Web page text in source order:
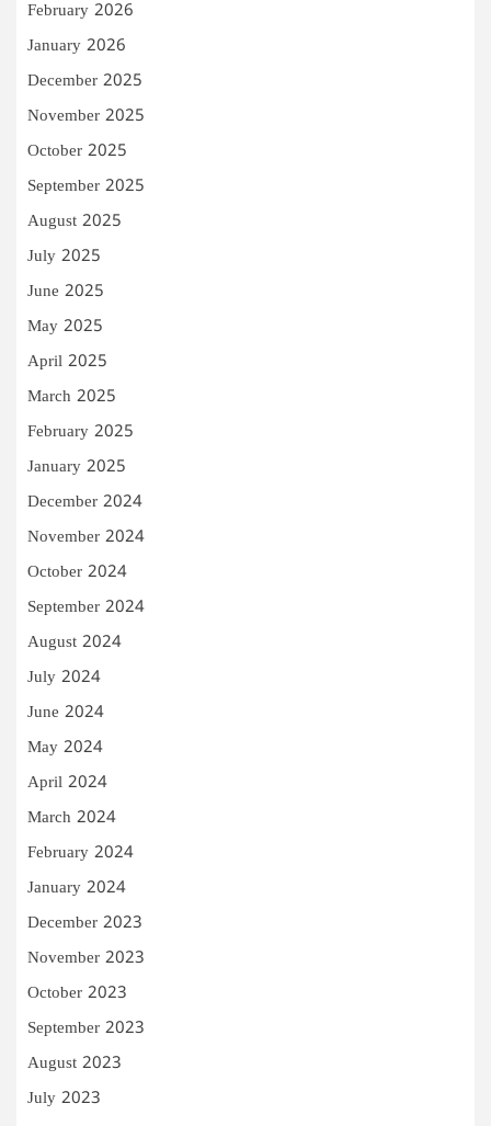
February 2026
January 2026
December 2025
November 2025
October 2025
September 2025
August 2025
July 2025
June 2025
May 2025
April 2025
March 2025
February 2025
January 2025
December 2024
November 2024
October 2024
September 2024
August 2024
July 2024
June 2024
May 2024
April 2024
March 2024
February 2024
January 2024
December 2023
November 2023
October 2023
September 2023
August 2023
July 2023